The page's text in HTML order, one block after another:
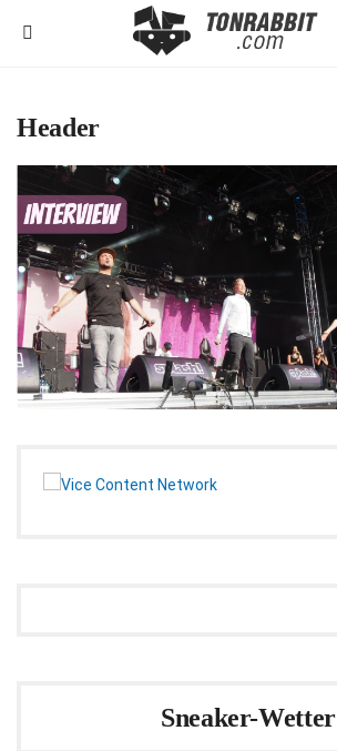
Header
Sneaker-Wetter